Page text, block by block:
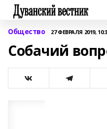
Общество 27 ФЕВРАЛЯ 2019,
Собачий